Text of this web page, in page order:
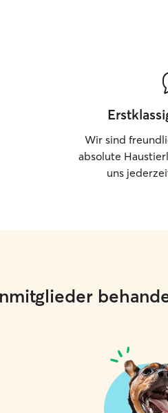
Wir sind
absolute
uns